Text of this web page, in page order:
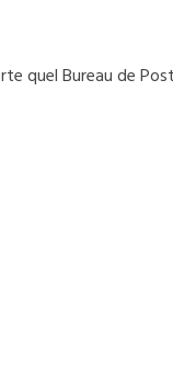
quel Bureau de